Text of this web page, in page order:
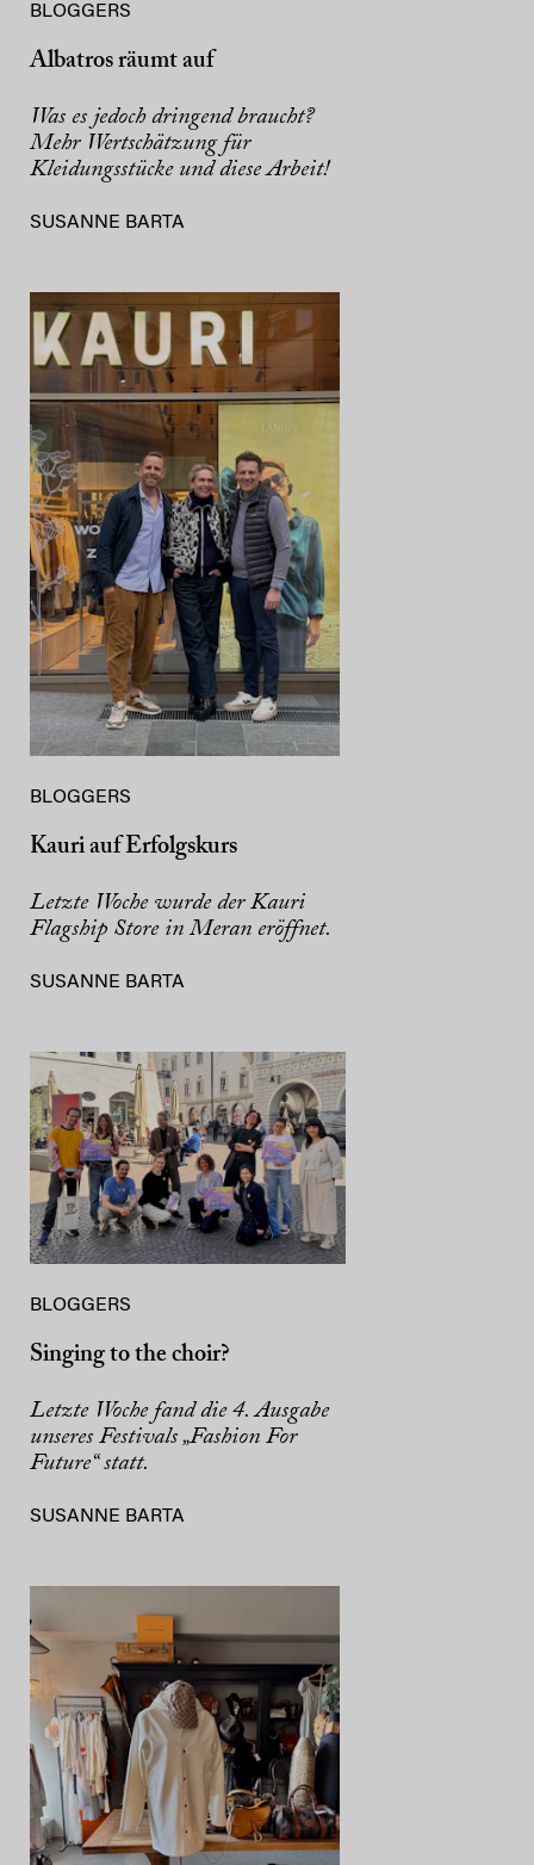
BLOGGERS
Albatros räumt auf
Was es jedoch dringend braucht?
Mehr Wertschätzung für
Kleidungsstücke und diese Arbeit!
SUSANNE BARTA
BLOGGERS
Kauri auf Erfolgskurs
Letzte Woche wurde der Kauri
Flagship Store in Meran eröffnet.
SUSANNE BARTA
BLOGGERS
Singing to the choir?
Letzte Woche fand die 4. Ausgabe
unseres Festivals „Fashion For
Future“ statt.
SUSANNE BARTA